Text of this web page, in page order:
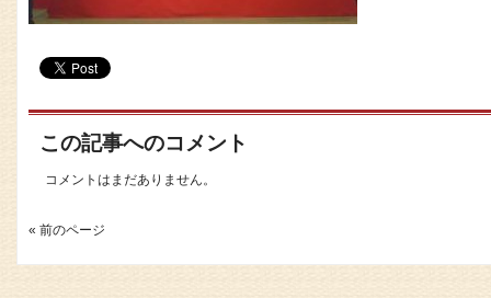
この記事へのコメント
コメントはまだありません。
« 前のページ